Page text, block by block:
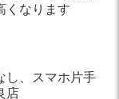
くなります
し、スマホ片手
店